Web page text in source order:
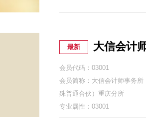
最新 大信会计
会员代码：03001
会员简称：大信会计师事务所
殊普通合伙）重庆分所
专业属性：03001